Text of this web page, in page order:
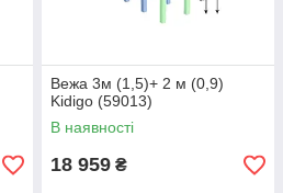
Вежа 3м (1,5)+ 2 м (0,9)
Kidigo (59013)
В наявності
18 959 ₴